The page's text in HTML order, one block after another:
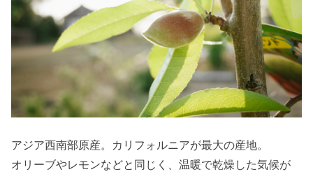
アジア西南部原産。カリフォルニアが最大の産地。
オリーブやレモンなどと同じく、温暖で乾燥した気候が